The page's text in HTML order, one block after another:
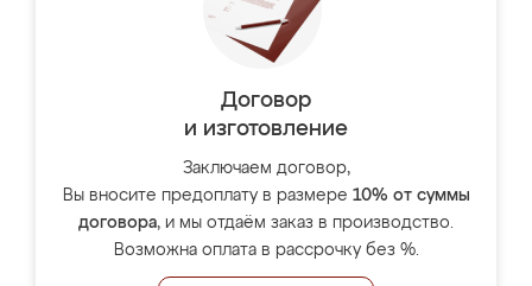
Договор
и изготовление
Заключаем договор,
Вы вносите предоплату в размере 10% от суммы
договора, и мы отдаём заказ в производство.
Возможна оплата в рассрочку без %.